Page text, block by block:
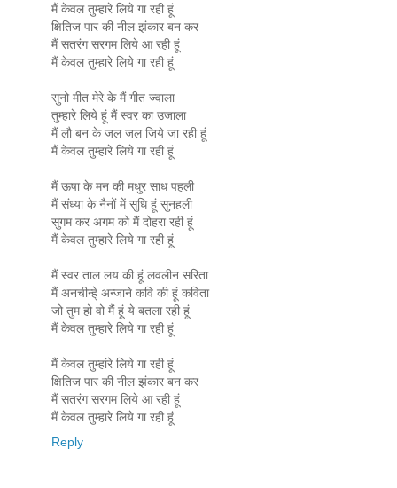
मैं केवल तुम्हारे लिये गा रही हूं
क्षितिज पार की नील झंकार बन कर
मैं सतरंग सरगम लिये आ रही हूं
मैं केवल तुम्हारे लिये गा रही हूं
सुनो मीत मेरे के मैं गीत ज्वाला
तुम्हारे लिये हूं मैं स्वर का उजाला
मैं लौ बन के जल जल जिये जा रही हूं
मैं केवल तुम्हारे लिये गा रही हूं
मैं ऊषा के मन की मधुर साध पहली
मैं संध्या के नैनों में सुधि हूं सुनहली
सुगम कर अगम को मैं दोहरा रही हूं
मैं केवल तुम्हारे लिये गा रही हूं
मैं स्वर ताल लय की हूं लवलीन सरिता
मैं अनचीन्हे् अन्जाने कवि की हूं कविता
जो तुम हो वो मैं हूं ये बतला रही हूं
मैं केवल तुम्हारे लिये गा रही हूं
मैं केवल तुम्हांरे लिये गा रही हूं
क्षितिज पार की नील झंकार बन कर
मैं सतरंग सरगम लिये आ रही हूं
मैं केवल तुम्हारे लिये गा रही हूं
Reply